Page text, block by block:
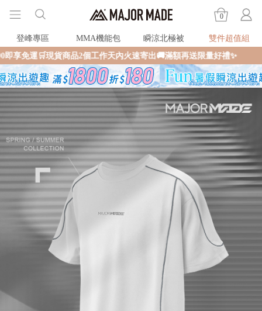
0
登峰專區 MMA機能包 瞬涼北極被
雙件超值組
個工作天內火速寄出🚚滿額再送限量好禮✨